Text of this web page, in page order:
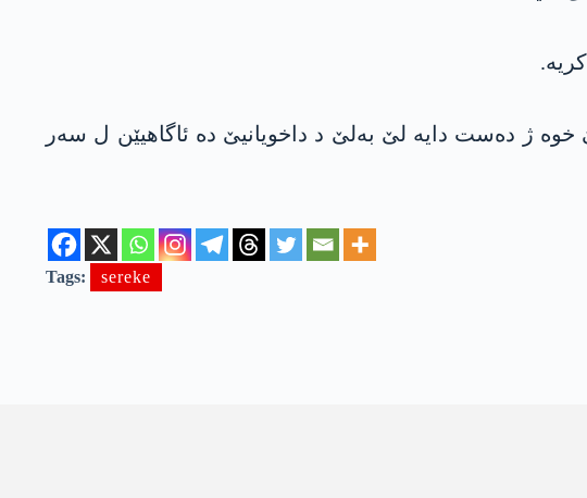
هەرێما کوردستانێ جانێ خوە ژ دەست دایە لێ بەلێ د داخویانیێ دە ئاگاهیێن ل سەر
Tags: sereke